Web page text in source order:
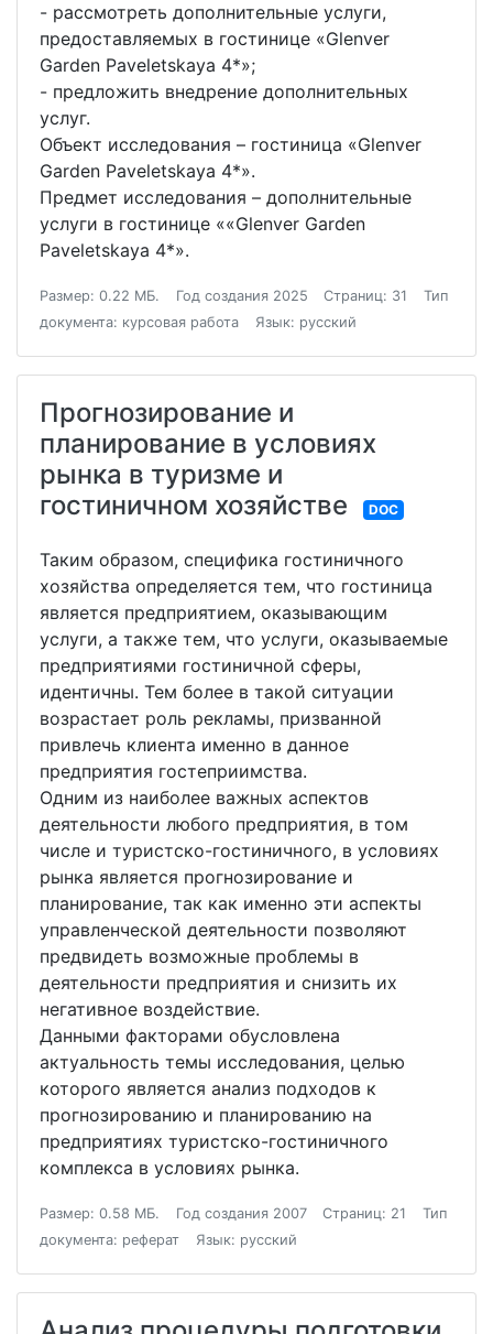
- рассмотреть дополнительные услуги,
предоставляемых в гостинице «Glenver
Garden Paveletskaya 4*»;
- предложить внедрение дополнительных
услуг.
Объект исследования – гостиница «Glenver
Garden Paveletskaya 4*».
Предмет исследования – дополнительные
услуги в гостинице ««Glenver Garden
Paveletskaya 4*».
Размер: 0.22 МБ. Год создания 2025 Страниц: 31
Тип
документа: курсовая работа
Язык: русский
Прогнозирование и
планирование в условиях
рынка в туризме и
гостиничном хозяйстве
DOC
Таким образом, специфика гостиничного
хозяйства определяется тем, что гостиница
является предприятием, оказывающим
услуги, а также тем, что услуги, оказываемые
предприятиями гостиничной сферы,
идентичны. Тем более в такой ситуации
возрастает роль рекламы, призванной
привлечь клиента именно в данное
предприятия гостеприимства.
Одним из наиболее важных аспектов
деятельности любого предприятия, в том
числе и туристско-гостиничного, в условиях
рынка является прогнозирование и
планирование, так как именно эти аспекты
управленческой деятельности позволяют
предвидеть возможные проблемы в
деятельности предприятия и снизить их
негативное воздействие.
Данными факторами обусловлена
актуальность темы исследования, целью
которого является анализ подходов к
прогнозированию и планированию на
предприятиях туристско-гостиничного
комплекса в условиях рынка.
Размер: 0.58 МБ. Год создания 2007 Страниц: 21
Тип
документа: реферат
Язык: русский